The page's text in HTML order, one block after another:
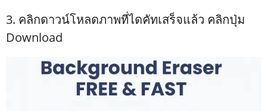
3. คลิกดาวน์โหลดภาพที่ไดคัทเสร็จแล้ว คลิกปุ่ม
Download